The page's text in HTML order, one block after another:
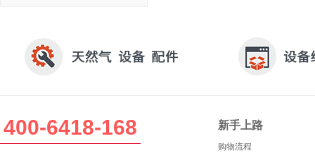
400-6418-168 新手上路
购物流程